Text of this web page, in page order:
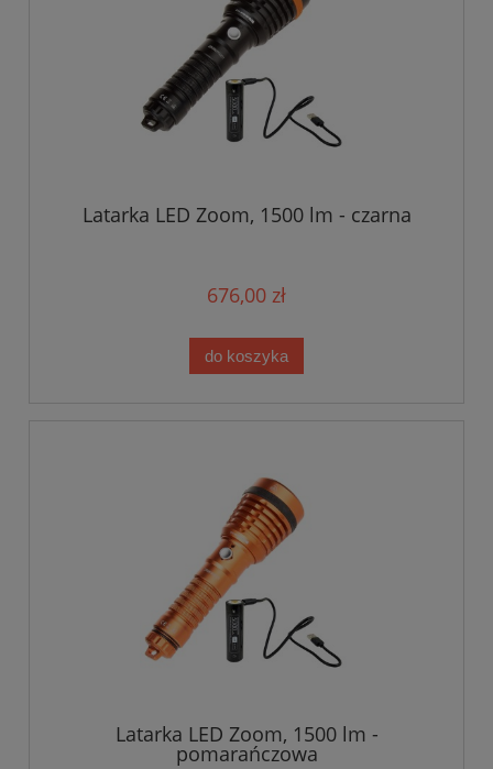
Latarka LED Zoom, 1500 lm - czarna
676,00 zł
do koszyka
Latarka LED Zoom, 1500 lm -
pomarańczowa